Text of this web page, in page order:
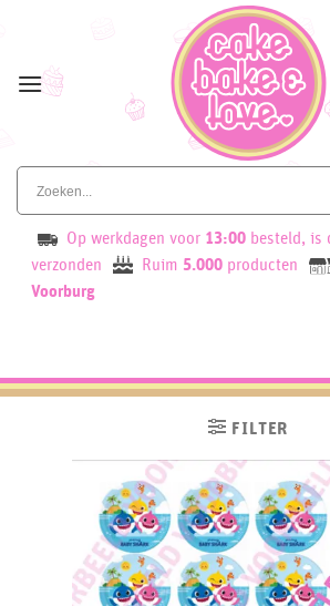
content
Op werkdagen voor 13:00 besteld, is
verzonden
Ruim 5.000 producten
Voorburg
FILTER